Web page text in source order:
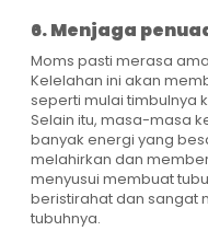
6. Menjaga
Moms pasti merasa
Kelelahan ini akan
seperti mulai timbulnya
Selain itu, masa-masa
banyak energi yang
melahirkan dan
menyusui membuat
beristirahat dan sangat
tubuhnya.